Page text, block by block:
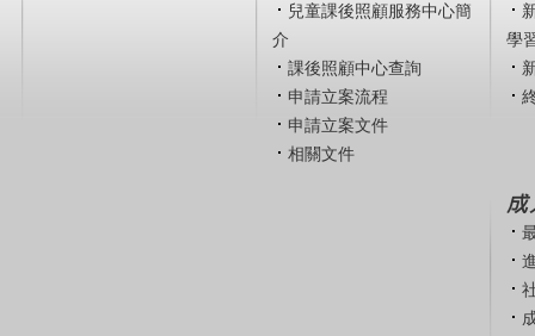
兒童課後照顧服務中心簡
介
課後照顧中心查詢
申請立案流程
申請立案文件
相關文件
學